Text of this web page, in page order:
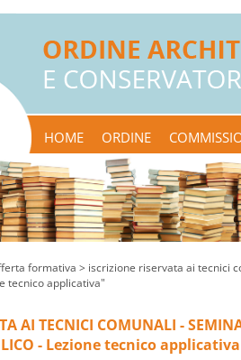
HOME ORDINE
formativa > iscrizione riservata ai tecnici
tecnico applicativa"
AI TECNICI COMUNALI -
- Lezione tecnico